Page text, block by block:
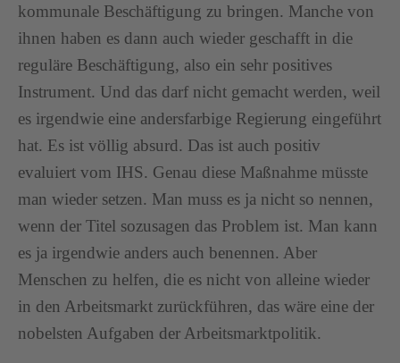
kommunale Beschäftigung zu bringen. Manche von
ihnen haben es dann auch wieder geschafft in die
reguläre Beschäftigung, also ein sehr positives
Instrument. Und das darf nicht gemacht werden, weil
es irgendwie eine andersfarbige Regierung eingeführt
hat. Es ist völlig absurd. Das ist auch positiv
evaluiert vom IHS. Genau diese Maßnahme müsste
man wieder setzen. Man muss es ja nicht so nennen,
wenn der Titel sozusagen das Problem ist. Man kann
es ja irgendwie anders auch benennen. Aber
Menschen zu helfen, die es nicht von alleine wieder
in den Arbeitsmarkt zurückführen, das wäre eine der
nobelsten Aufgaben der Arbeitsmarktpolitik.